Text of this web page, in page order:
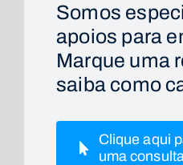
Somos
apoios para
Marque uma
saiba como
Clique aqui
uma consulta